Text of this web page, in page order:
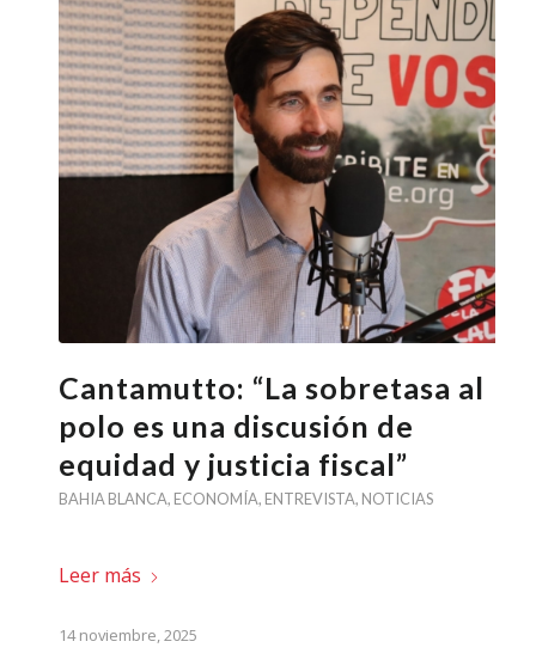
Cantamutto: “La sobretasa al
polo es una discusión de
equidad y justicia fiscal”
BAHIA BLANCA, ECONOMÍA, ENTREVISTA, NOTICIAS
Leer más
14 noviembre, 2025